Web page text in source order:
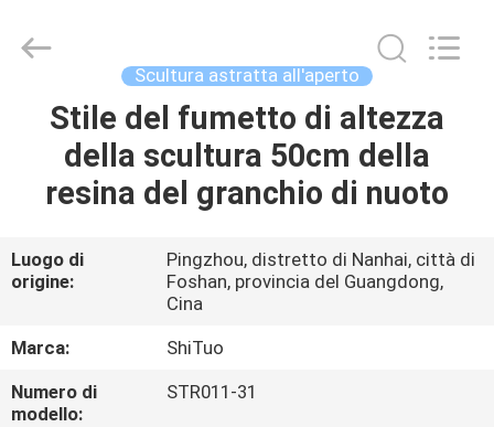
CASA.
PRODOTTI
VIDEO
DI
NOI
Crafts
Developed
Scultura astratta all'aperto
Stile del fumetto di altezza
della scultura 50cm della
resina del granchio di nuoto
Luogo di
origine:
Pingzhou, distretto di Nanhai, città di
Foshan, provincia del Guangdong,
Cina
Marca:
ShiTuo
Numero di
modello:
STR011-31